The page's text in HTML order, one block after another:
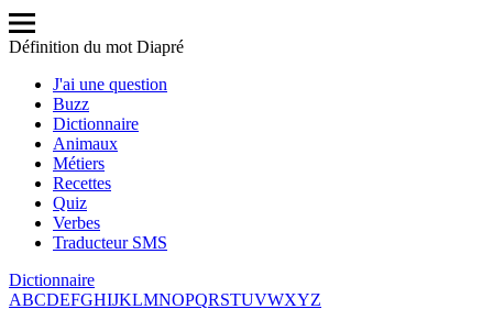
Définition du mot Diapré
J'ai une question
Buzz
Dictionnaire
Animaux
Métiers
Recettes
Quiz
Verbes
Traducteur SMS
Dictionnaire
ABCDEFGHIJKLMNOPQRSTUVWXYZ